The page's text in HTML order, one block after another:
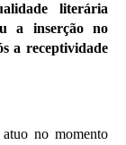
literária
a inserção no
a receptividade
no momento